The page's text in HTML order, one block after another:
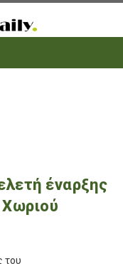
έναρξης
Χωριού